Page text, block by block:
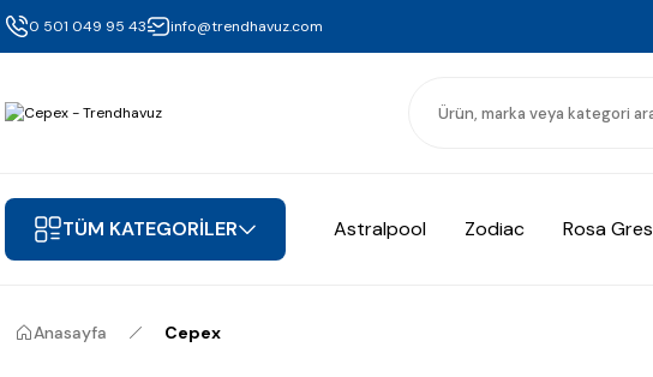
0 501 049 95 43 info@trendhavuz.com
TÜM KATEGORİLER Astralpool Zodiac Rosa Gres
Anasayfa Cepex